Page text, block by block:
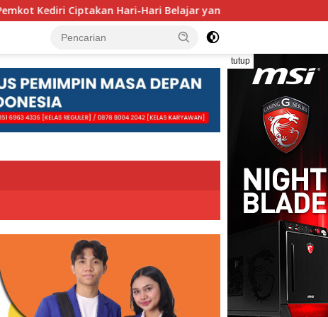
Hari-Hari Belajar yang Gembira Pengolahan Sampah
tutup